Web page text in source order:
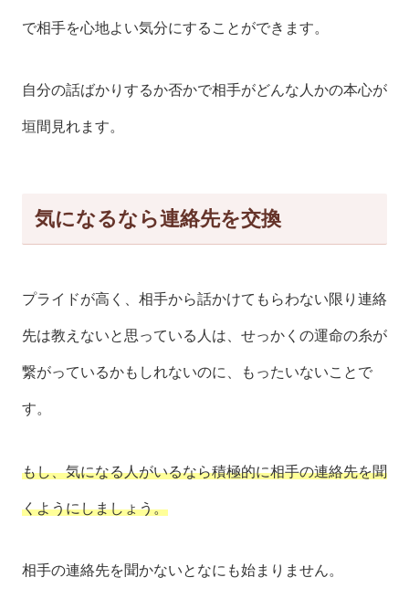
で相手を心地よい気分にすることができます。
自分の話ばかりするか否かで相手がどんな人かの本心が
垣間見れます。
気になるなら連絡先を交換
プライドが高く、相手から話かけてもらわない限り連絡
先は教えないと思っている人は、せっかくの運命の糸が
繋がっているかもしれないのに、もったいないことで
す。
もし、気になる人がいるなら積極的に相手の連絡先を聞
くようにしましょう。
相手の連絡先を聞かないとなにも始まりません。